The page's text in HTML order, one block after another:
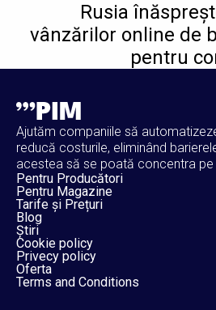
Rusia
vânzărilor online de
pentru
Ajutăm companiile să
reducă costurile, eliminând
acestea să se poată concentra pe
Pentru Producători
Pentru Magazine
Tarife și Prețuri
Blog
Știri
Cookie policy
Privecy policy
Oferta
Terms and Conditions